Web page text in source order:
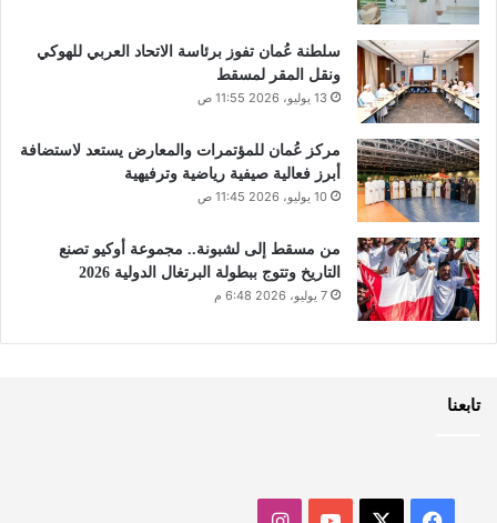
سلطنة عُمان تفوز برئاسة الاتحاد العربي للهوكي
ونقل المقر لمسقط
13 يوليو، 2026 11:55 ص
مركز عُمان للمؤتمرات والمعارض يستعد لاستضافة
أبرز فعالية صيفية رياضية وترفيهية
10 يوليو، 2026 11:45 ص
من مسقط إلى لشبونة.. مجموعة أوكيو تصنع
التاريخ وتتوج ببطولة البرتغال الدولية 2026
7 يوليو، 2026 6:48 م
تابعنا